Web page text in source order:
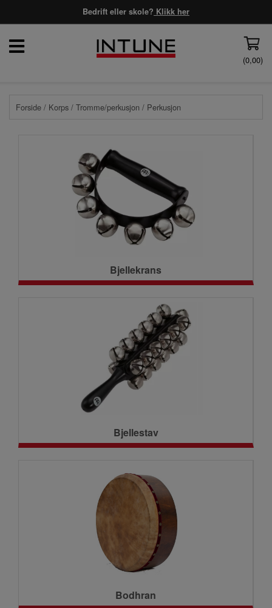
Bedrift eller skole? Klikk her
(0,00)
Forside / Korps / Tromme/perkusjon / Perkusjon
Bjellekrans
Bjellestav
Bodhran